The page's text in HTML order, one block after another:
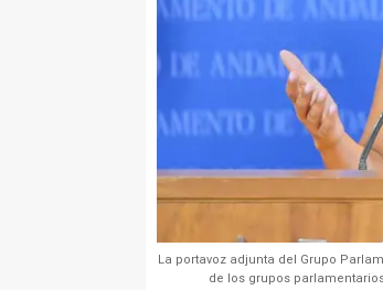
La portavoz adjunta del Grupo
de los grupos